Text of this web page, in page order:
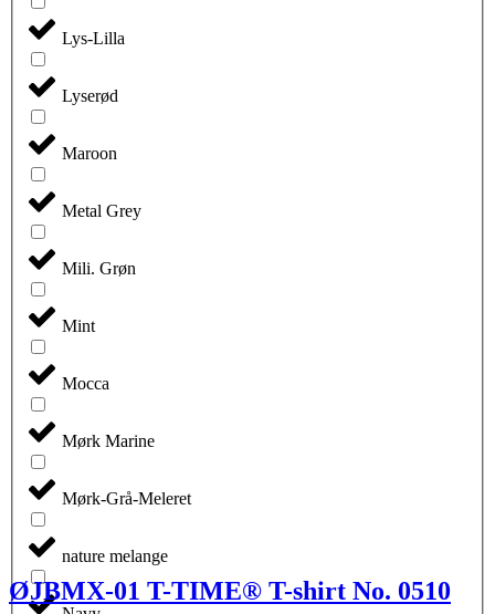
Lys-Lilla
Lyserød
Maroon
Metal Grey
Mili. Grøn
Mint
Mocca
Mørk Marine
Mørk-Grå-Meleret
nature melange
ØJBMX-01 T-TIME® T-shirt No. 0510